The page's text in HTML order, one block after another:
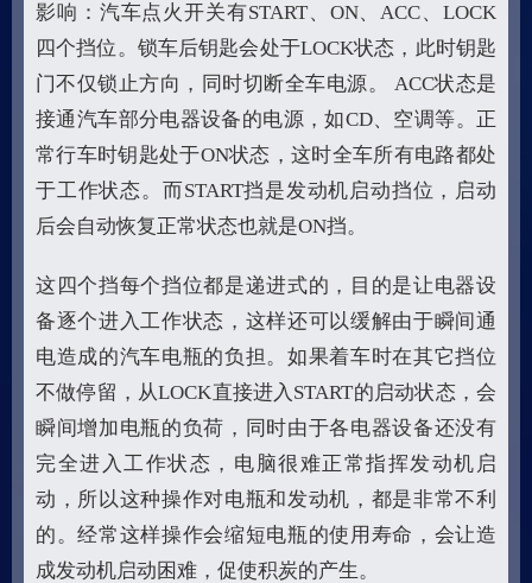
影响：汽车点火开关有START、ON、ACC、LOCK
四个挡位。锁车后钥匙会处于LOCK状态，此时钥匙
门不仅锁止方向，同时切断全车电源。 ACC状态是
接通汽车部分电器设备的电源，如CD、空调等。正
常行车时钥匙处于ON状态，这时全车所有电路都处
于工作状态。而START挡是发动机启动挡位，启动
后会自动恢复正常状态也就是ON挡。
这四个挡每个挡位都是递进式的，目的是让电器设
备逐个进入工作状态，这样还可以缓解由于瞬间通
电造成的汽车电瓶的负担。如果着车时在其它挡位
不做停留，从LOCK直接进入START的启动状态，会
瞬间增加电瓶的负荷，同时由于各电器设备还没有
完全进入工作状态，电脑很难正常指挥发动机启
动，所以这种操作对电瓶和发动机，都是非常不利
的。经常这样操作会缩短电瓶的使用寿命，会让造
成发动机启动困难，促使积炭的产生。